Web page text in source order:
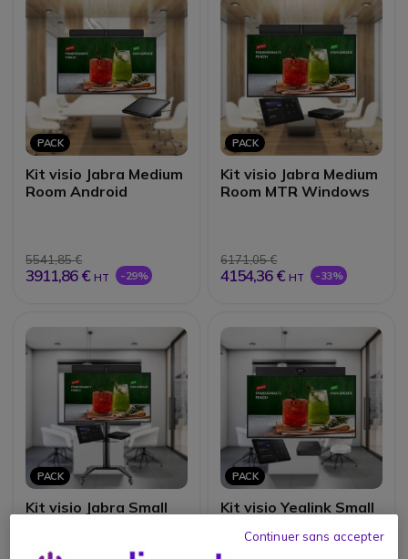
PACK
Kit visio Jabra Medium
Room Android
5541,85 €
3911,86 € HT -29%
PACK
Kit visio Jabra Medium
Room MTR Windows
6171,05 €
4154,36 € HT -33%
PACK
Kit visio Jabra Small
5.0 de 1 Avis
PACK
Kit visio Yealink Small
Continuer sans accepter